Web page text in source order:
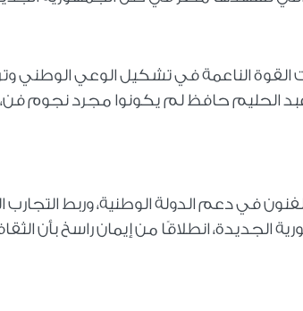
القوة الناعمة في تشكيل الوعي الوطني
الحليم حافظ لم يكونوا مجرد نجوم
في دعم الدولة الوطنية، وربط التجارب
الجديدة، انطلاقًا من إيمان راسخ بأن